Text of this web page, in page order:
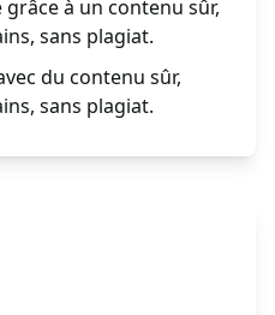
à un contenu sûr,
sans plagiat.
du contenu sûr,
sans plagiat.